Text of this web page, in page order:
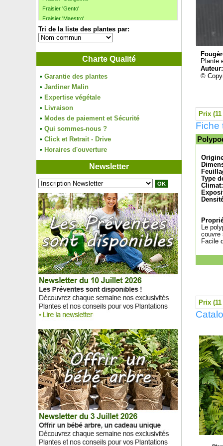
Fraisier 'Gento'
Fraisier 'Maestro'
Fraisier 'Magnum'
Fraisier 'Manille'
Fraisier 'Mariguette' cov MA 99
Fraisier 'Matis'
Fraisier 'Maxim'
Fraisier 'Mount Everest'
Fraisier 'Pineberry', Fraise blanche-Ananas
Fraisier 'Reine des Vallées'
Fraisier 'San Andreas'
Fraisier tapissant
Framboisier à fruits pourpres non remontant
Framboisier fraise japonais
Framboisier jaune nain
Framboisier jaune remontant
Framboisier nain rouge
Framboisier noir 'Black Jewel'
Framboisier orange rampant
Framboisier orange remontant
Framboisier 'Paris'
Framboisier sans épine 'Red Angel'
Framboisier sans épine 'Versailles'
Framboisier 'Tulameen'
Frangipanier
Frangipanier blanc
Frangipanier rose
Frankénie lisse, Bruyère maritime
Frémontia de Californie 'California Glory'
Frêne à feuilles étroites, Frêne oxyphylle
Frêne blanc, Frêne américain
Frêne commun
Fuchsia 'Blue Sarah'
Fuchsia 'Lady Thumb'
Fuchsia 'Madame Cornelissen'
Fuchsia royal comestible
Fuchsia 'Shrimp Cocktail'
Fuchsia 'Tom Thumb'
Fuchsia 'White King'
Fusain au feuillage coloré rouge
Fusain commun d'Europe
Tri de la liste des plantes par:
Charte Qualité
• Garantie des plantes
• Jardiner Malin
• Expertise végétale
• Livraison
• Modes de paiement et Sécurité
• Qui sommes-nous ?
• Click et Retrait - Drive
• Horaires d'ouverture
Newsletter
Plante
Auteur:
©
Prix
Fiche
Type
Climat:
Le
couvre
Facile
Prix